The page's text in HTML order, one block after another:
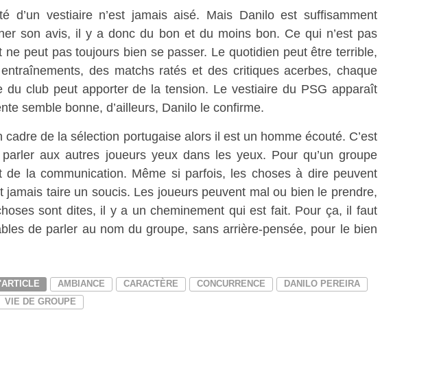
d’un vestiaire n’est jamais aisé. Mais Danilo est suffisamment
son avis, il y a donc du bon et du moins bon. Ce qui n’est pas
ne peut pas toujours bien se passer. Le quotidien peut être terrible,
des matchs ratés et des critiques acerbes, chaque
du club peut apporter de la tension. Le vestiaire du PSG apparaît
semble bonne, d’ailleurs, Danilo le confirme.
cadre de la sélection portugaise alors il est un homme écouté. C’est
aux autres joueurs yeux dans les yeux. Pour qu’un groupe
de la communication. Même si parfois, les choses à dire peuvent
jamais taireun soucis. Les joueurs peuvent mal ou bien le prendre,
sont dites, il y a un cheminement qui est fait. Pour ça, il faut
de parler au nom du groupe, sans arrière-pensée, pour le bien
AMBIANCE CARACTÈRE CONCURRENCE
DANILO PEREIRA
VIE DE GROUPE